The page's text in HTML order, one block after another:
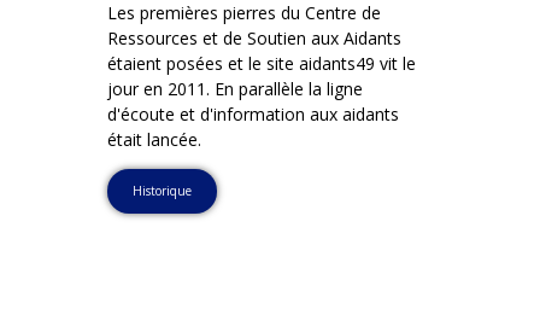
Les premières pierres du Centre de
Ressources et de Soutien aux Aidants
étaient posées et le site aidants49 vit le
jour en 2011. En parallèle la ligne
d'écoute et d'information aux aidants
était lancée.
Historique